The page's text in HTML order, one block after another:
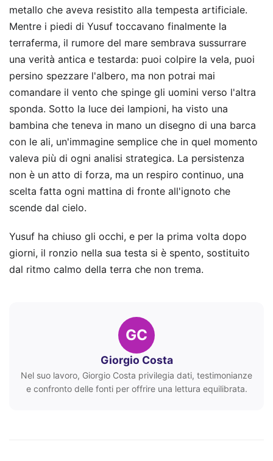
metallo che aveva resistito alla tempesta artificiale.
Mentre i piedi di Yusuf toccavano finalmente la
terraferma, il rumore del mare sembrava sussurrare
una verità antica e testarda: puoi colpire la vela, puoi
persino spezzare l'albero, ma non potrai mai
comandare il vento che spinge gli uomini verso l'altra
sponda. Sotto la luce dei lampioni, ha visto una
bambina che teneva in mano un disegno di una barca
con le ali, un'immagine semplice che in quel momento
valeva più di ogni analisi strategica. La persistenza
non è un atto di forza, ma un respiro continuo, una
scelta fatta ogni mattina di fronte all'ignoto che
scende dal cielo.
Yusuf ha chiuso gli occhi, e per la prima volta dopo
giorni, il ronzio nella sua testa si è spento, sostituito
dal ritmo calmo della terra che non trema.
GC
Giorgio Costa
Nel suo lavoro, Giorgio Costa privilegia dati, testimonianze
e confronto delle fonti per offrire una lettura equilibrata.